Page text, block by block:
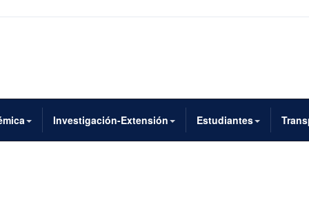
Investigación-Extensión Estudiantes